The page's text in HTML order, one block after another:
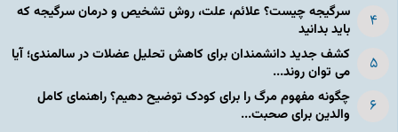
سرگیجه چیست؟ علائم، علت، روش تشخیص و درمان سرگیجه که
باید بدانید
کشف جدید دانشمندان برای کاهش تحلیل عضلات در سالمندی؛ آیا
می توان روند...
چگونه مفهوم مرگ را برای کودک توضیح دهیم؟ راهنمای کامل
والدین برای صحبت...